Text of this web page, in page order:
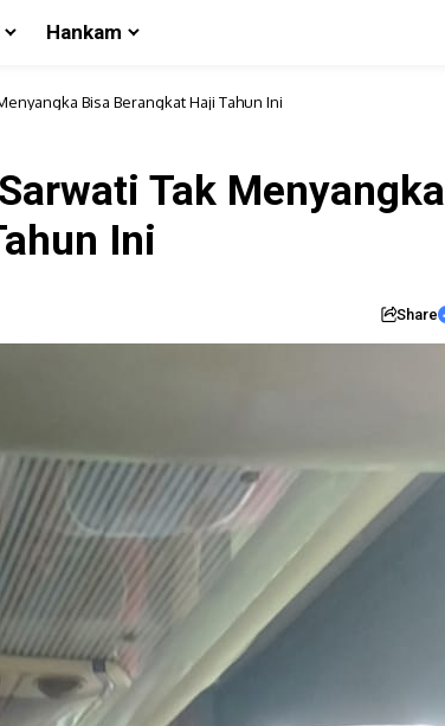
Hankam
Bisa Berangkat Haji Tahun Ini
Tak Menyangka
Ini
Share